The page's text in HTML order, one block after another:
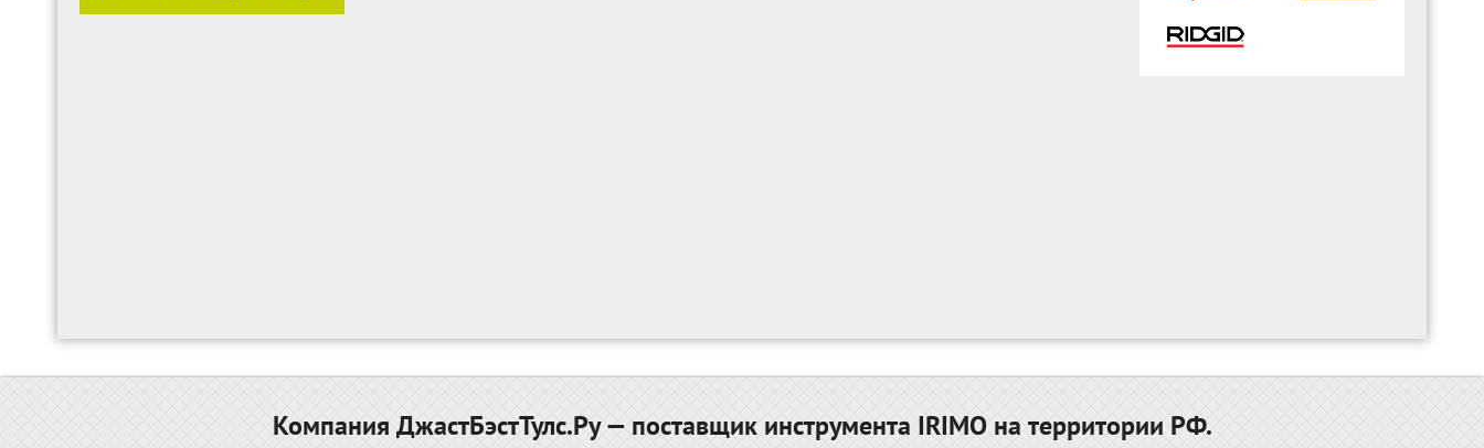
Компания ДжастБэстТулс.Ру — поставщик инструмента IRIMO на территории РФ.